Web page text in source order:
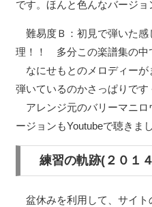
です。ほんと色んなバージョ
難易度Ｂ：初見で弾いた感
理！！ 多分この楽譜集の中
なにせもとのメロディーが
弾いているのかさっぱりです
アレンジ元のバリーマニロ
ージョンもYoutubeで聴きま
練習の軌跡(２０１
盆休みを利用して、サイト